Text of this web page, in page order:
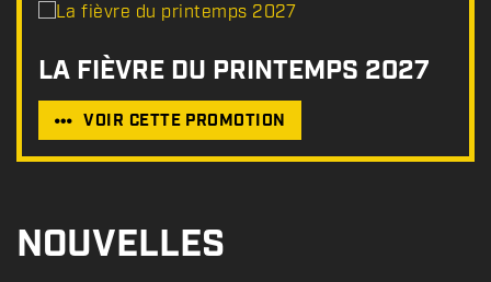
LA FIÈVRE DU PRINTEMPS 2027
VOIR CETTE PROMOTION
NOUVELLES